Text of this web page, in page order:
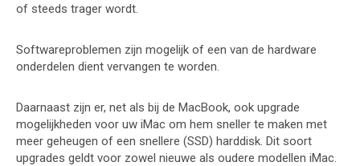
of steeds trager wordt.
Softwareproblemen zijn mogelijk of een van de hardware
onderdelen dient vervangen te worden.
Daarnaast zijn er, net als bij de MacBook, ook upgrade
mogelijkheden voor uw iMac om hem sneller te maken met
meer geheugen of een snellere (SSD) harddisk. Dit soort
upgrades geldt voor zowel nieuwe als oudere modellen iMac.